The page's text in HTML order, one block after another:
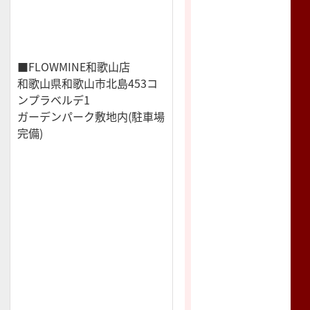
■FLOWMINE和歌山店
和歌山県和歌山市北島453コ
ンプラベルデ1
ガーデンパーク敷地内(駐車場
完備)